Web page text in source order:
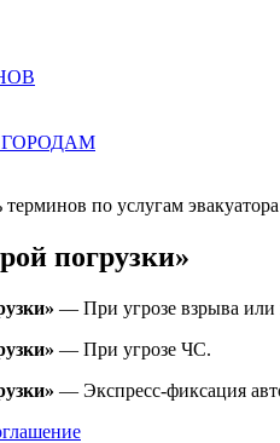
терминов по услугам эвакуатора
погрузки»
— При угрозе взрыва или
— При угрозе ЧС.
— Экспресс-фиксация